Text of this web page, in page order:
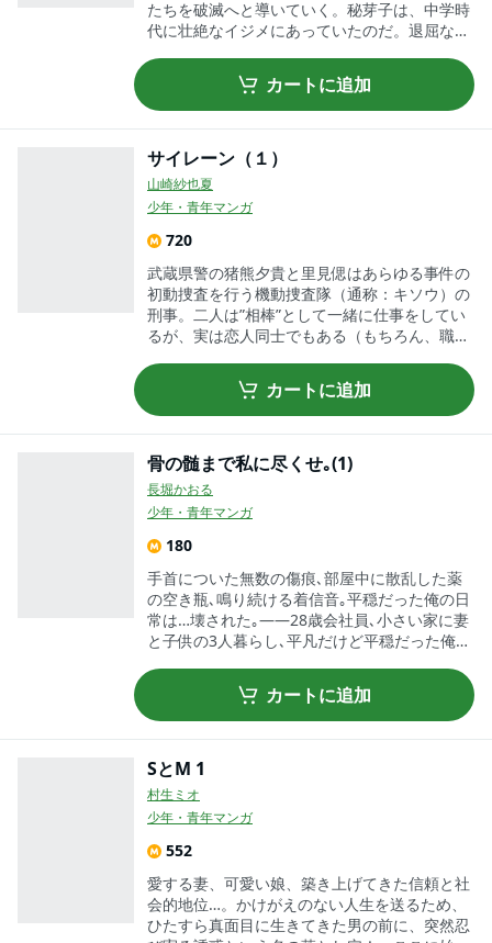
たちを破滅へと導いていく。秘芽子は、中学時
代に壮絶なイジメにあっていたのだ。退屈な田
の性に溺れ、罠に嵌まっていく——。「えっ
ち」「あい。」の仙道ますみ最新作。
カートに追加
サイレーン（１）
山崎紗也夏
少年・青年マンガ
720
武蔵県警の猪熊夕貴と里見偲はあらゆる事件の
初動捜査を行う機動捜査隊（通称：キソウ）の
刑事。二人は”相棒”として一緒に仕事をしてい
るが、実は恋人同士でもある（もちろん、職場
場で出会ったのが、橘カラ。以来この美しい女
性、なぜか猪熊と里見の周辺をウロウロしはじ
めた。橘カラとは何者か？ 彼女の目的は？
キソウ天外物語、開幕!!
カートに追加
骨の髄まで私に尽くせ｡(1)
長堀かおる
少年・青年マンガ
180
手首についた無数の傷痕､部屋中に散乱した薬
の空き瓶､鳴り続ける着信音｡平穏だった俺の日
常は…壊された｡――28歳会社員､小さい家に妻
と子供の3人暮らし､平凡だけど平穏だった俺の
は俺の中学時代の初恋相手で…いじめにより処
女を奪ってしまった相手｡罪悪感で土下座する
俺に､彼女は｢私も､あの頃本当は…｣と恥ずかし
そうに本音を伝えてくれた｡可愛いさやか｡ﾀﾞﾒ
な俺を求めてくれるさやか｡甘い声で乱れるさ
やか｡……でも､さやかは狂ってた｡
カートに追加
SとM 1
村生ミオ
少年・青年マンガ
552
愛する妻、可愛い娘、築き上げてきた信頼と社
会的地位…。かけがえのない人生を送るため、
ひたすら真面目に生きてきた男の前に、突然忍